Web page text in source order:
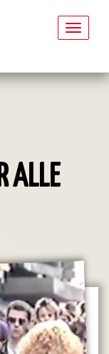
ALLE